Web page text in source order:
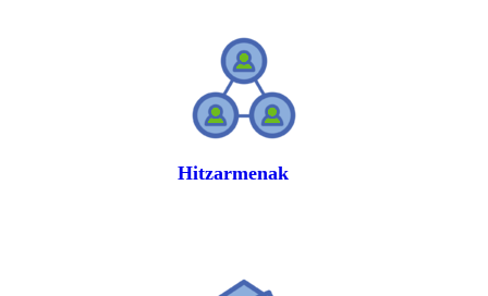
Hitzarmenak